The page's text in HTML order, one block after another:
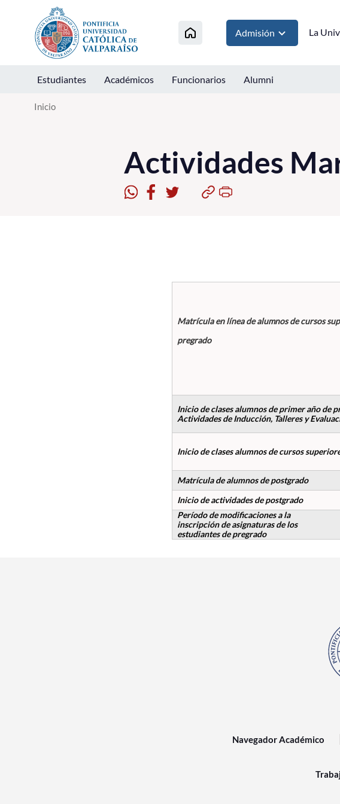
Click acá para ir directamente al contenido
Admisión La
Estudiantes Académicos Funcionarios Alumni
Inicio
Actividades
Matrícula en línea de alumnos de cursos
pregrado
Inicio de clases alumnos de primer año de
Actividades de Inducción, Talleres y
Inicio de clases alumnos de cursos
Matrícula de alumnos de postgrado
Inicio de actividades de postgrado
Período de modificaciones a la
inscripción de asignaturas de los
estudiantes de pregrado
Navegador Académico